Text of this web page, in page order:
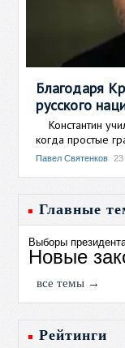
Благодаря
русского
Константин
когда простые
Павел Святенков
Главные
Выборы
Новые
все темы →
Рейтинги